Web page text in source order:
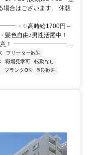
合はございます。 休憩
✨高時給1700円～
髪色自由♪男性活躍中！
ご用意！ ━━━━━━━━━...
フリーター歓迎
職場見学可
転勤なし
ブランクOK
長期歓迎